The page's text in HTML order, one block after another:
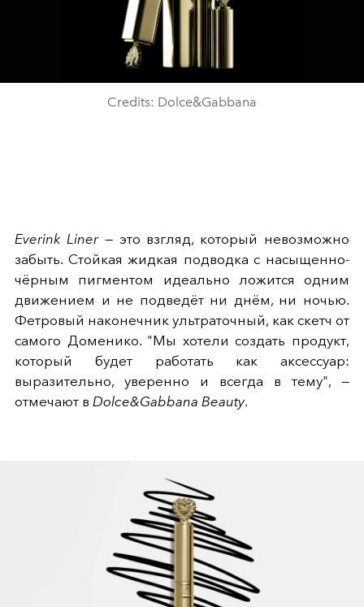
Credits: Dolce&Gabbana
Everink Liner— это взгляд, который невозможно
забыть. Стойкая жидкая подводка с насыщенно-
чёрным пигментом идеально ложится одним
движением и не подведёт ни днём, ни ночью.
Фетровый наконечник ультраточный, как скетч от
самого Доменико. "Мы хотели создать продукт,
который будет работать как аксессуар:
выразительно, уверенно и всегда в тему", —
отмечают в Dolce&Gabbana Beauty.